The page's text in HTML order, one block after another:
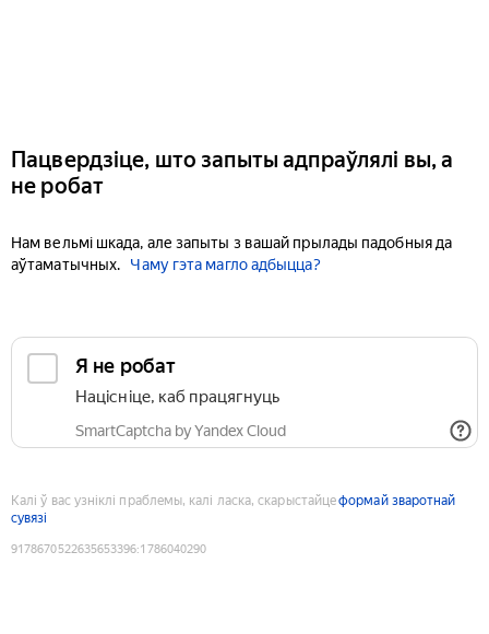
Пацвердзіце, што запыты адпраўлялі вы, а
не робат
Нам вельмі шкада, але запыты з вашай прылады падобныя да
аўтаматычных.
Чаму гэта магло адбыцца?
Я не робат
Націсніце, каб працягнуць
SmartCaptcha by Yandex Cloud
Калі ў вас узніклі праблемы, калі ласка, скарыстайцеформай зваротнай
сувязі
9178670522635653396:1786040290